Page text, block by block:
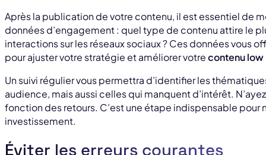
Après la publication de votre contenu, il est essentiel de
données d’engagement : quel type de contenu attire le
interactions sur les réseaux sociaux ? Ces données vous
pour ajuster votre stratégie et améliorer votrecontenu
Un suivi régulier vous permettra d’identifier les
audience, mais aussi celles qui manquent d’intérêt.
fonction des retours. C’est une étape indispensable pour
investissement.
Éviter les erreurs courantes